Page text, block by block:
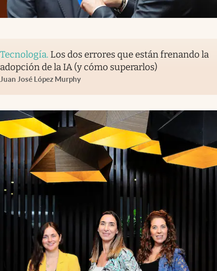
Tecnología. Los dos errores que están frenando la
adopción de la IA (y cómo superarlos)
Juan José López Murphy